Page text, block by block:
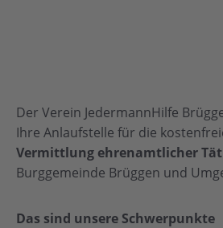
Der Verein JedermannHilfe
Ihre Anlaufstelle für die
Vermittlung ehrenamtlicher
Burggemeinde Brüggen und
Das sind unsere Schwerpunkte